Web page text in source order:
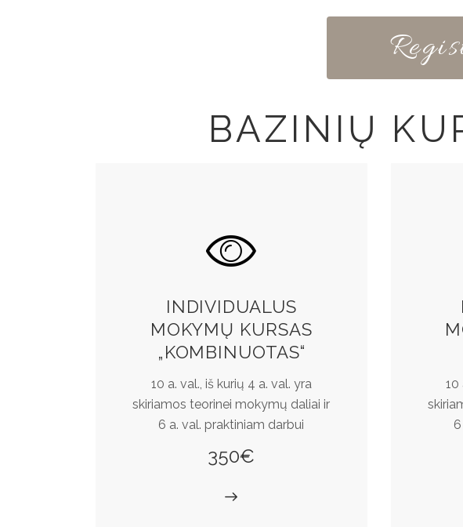
BAZINIŲ
INDIVIDUALUS
MOKYMŲ KURSAS
„KOMBINUOTAS“
10 a. val., iš kurių 4 a. val. yra
skiriamos teorinei mokymų daliai ir
6 a. val. praktiniam darbui
350€
10